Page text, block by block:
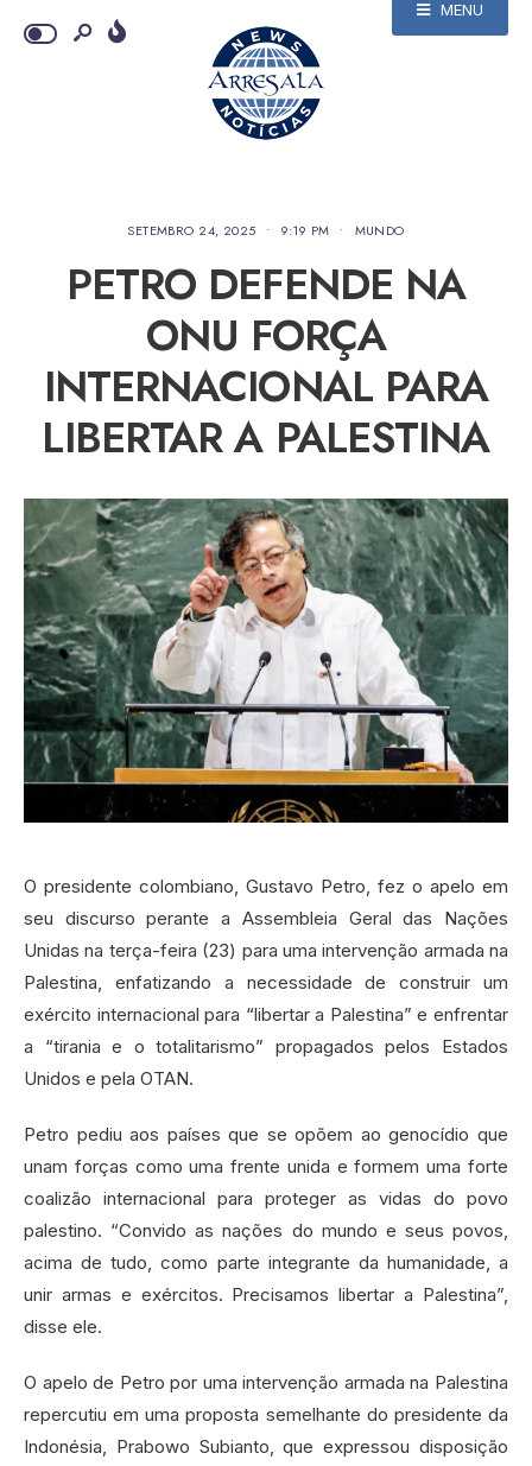
MENU
SETEMBRO 24, 2025 • 9:19 PM • MUNDO
PETRO DEFENDE NA
ONU FORÇA
INTERNACIONAL PARA
LIBERTAR A PALESTINA
O presidente colombiano, Gustavo Petro, fez o apelo em
seu discurso perante a Assembleia Geral das Nações
Unidas na terça-feira (23) para uma intervenção armada na
Palestina, enfatizando a necessidade de construir um
exército internacional para “libertar a Palestina” e enfrentar
a “tirania e o totalitarismo” propagados pelos Estados
Unidos e pela OTAN.
Petro pediu aos países que se opõem ao genocídio que
unam forças como uma frente unida e formem uma forte
coalizão internacional para proteger as vidas do povo
palestino. “Convido as nações do mundo e seus povos,
acima de tudo, como parte integrante da humanidade, a
unir armas e exércitos. Precisamos libertar a Palestina”,
disse ele.
O apelo de Petro por uma intervenção armada na Palestina
repercutiu em uma proposta semelhante do presidente da
Indonésia, Prabowo Subianto, que expressou disposição